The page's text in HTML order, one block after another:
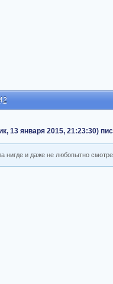
13 января 2015, 21:23:30)
нигде и даже не любопытно